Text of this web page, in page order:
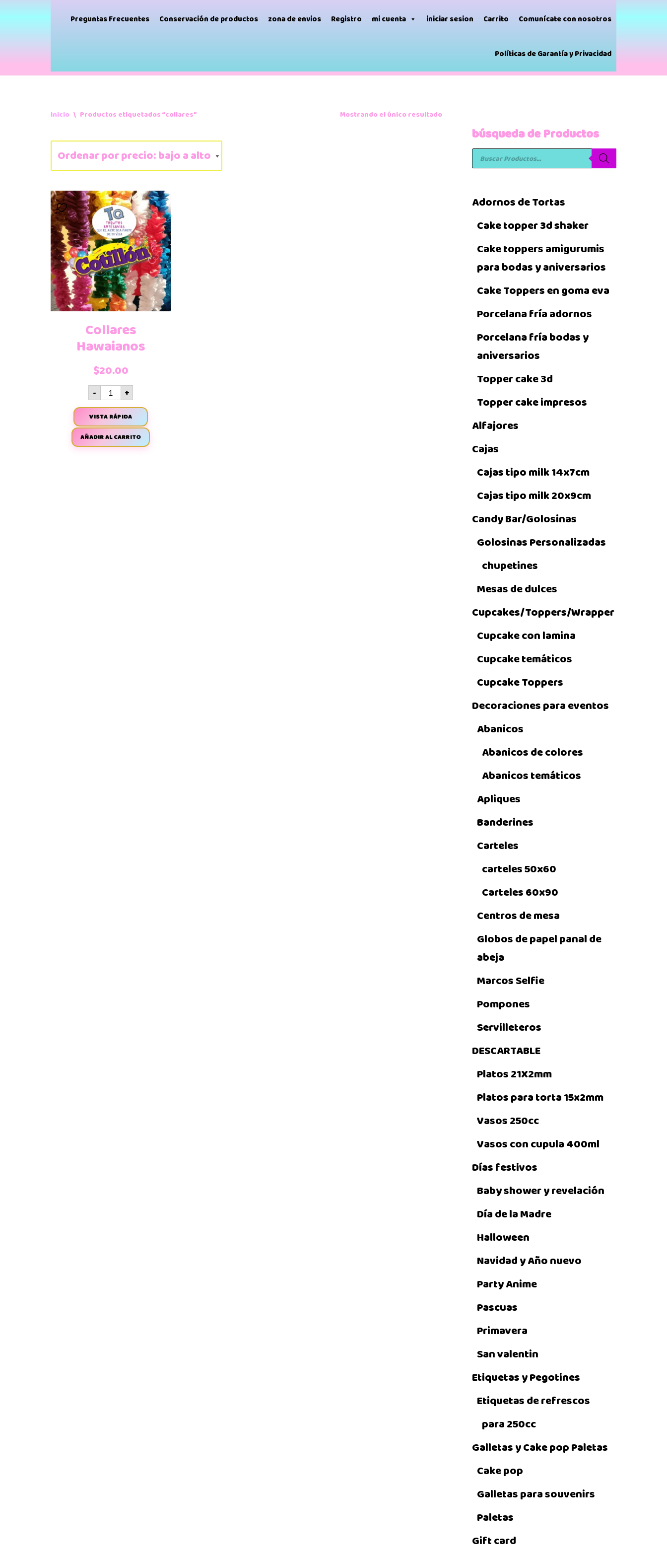
Preguntas Frecuentes Conservación de productos zona de envios Registro mi cuenta iniciar sesion Carrito Comunícate con nosotros
Políticas de Garantía y Privacidad
Inicio \ Productos etiquetados “collares” Mostrando el único resultado
Collares
Hawaianos
$20.00
- +
VISTA RÁPIDA
AÑADIR AL CARRITO
búsqueda de Productos
Adornos de Tortas
Cake topper 3d shaker
Cake toppers amigurumis
para bodas y aniversarios
Cake Toppers en goma eva
Porcelana fría adornos
Porcelana fría bodas y
aniversarios
Topper cake 3d
Topper cake impresos
Alfajores
Cajas
Cajas tipo milk 14x7cm
Cajas tipo milk 20x9cm
Candy Bar/Golosinas
Golosinas Personalizadas
chupetines
Mesas de dulces
Cupcakes/Toppers/Wrapper
Cupcake con lamina
Cupcake temáticos
Cupcake Toppers
Decoraciones para eventos
Abanicos
Abanicos de colores
Abanicos temáticos
Apliques
Banderines
Carteles
carteles 50x60
Carteles 60x90
Centros de mesa
Globos de papel panal de
abeja
Marcos Selfie
Pompones
Servilleteros
DESCARTABLE
Platos 21X2mm
Platos para torta 15x2mm
Vasos 250cc
Vasos con cupula 400ml
Días festivos
Baby shower y revelación
Día de la Madre
Halloween
Navidad y Año nuevo
Party Anime
Pascuas
Primavera
San valentin
Etiquetas y Pegotines
Etiquetas de refrescos
para 250cc
Galletas y Cake pop Paletas
Cake pop
Galletas para souvenirs
Paletas
Gift card